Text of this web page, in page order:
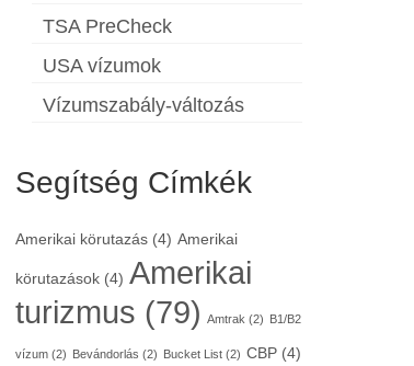
TSA PreCheck
USA vízumok
Vízumszabály-változás
Segítség Címkék
Amerikai körutazás(4) Amerikai
körutazások(4) Amerikai
turizmus (79) Amtrak (2) B1/B2
vízum(2) Bevándorlás (2) Bucket List(2) CBP(4)